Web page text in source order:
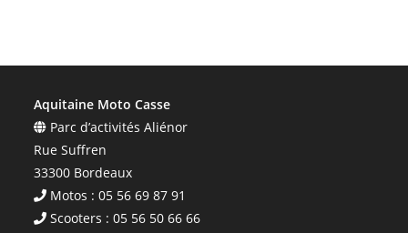
Aquitaine Moto Casse
Parc d’activités Aliénor
Rue Suffren
33300 Bordeaux
Motos : 05 56 69 87 91
Scooters : 05 56 50 66 66